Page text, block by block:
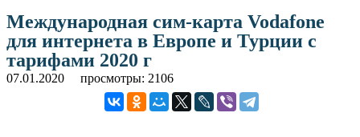
Международная сим-карта Vodafone
для интернета в Европе и Турции с
тарифами 2020 г
07.01.2020 просмотры: 2106